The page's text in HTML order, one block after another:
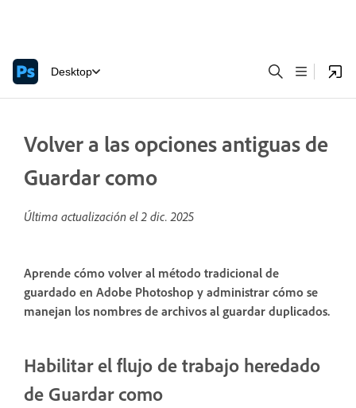
Desktop
Volver a las opciones antiguas de
Guardar como
Última actualización el2 dic. 2025
Aprende cómo volver al método tradicional de
guardado en Adobe Photoshop y administrar cómo se
manejan los nombres de archivos al guardar duplicados.
Habilitar el flujo de trabajo heredado
de Guardar como